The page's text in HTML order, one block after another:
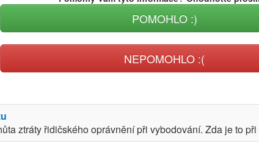
POMOHLO :)
NEPOMOHLO :(
ztráty řidičského oprávnění při vybodování. Zda je to